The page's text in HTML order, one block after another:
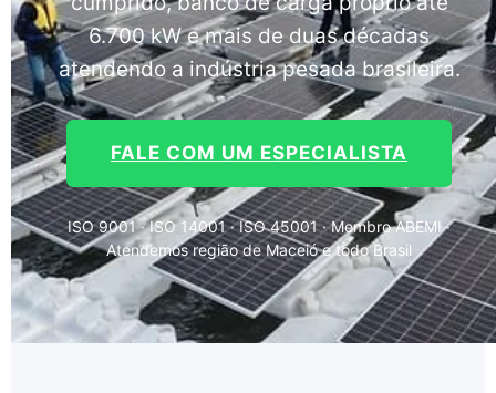
6.700 kW e mais de duas décadas
atendendo a indústria pesada brasileira.
FALE COM UM ESPECIALISTA
ISO 9001 · ISO 14001 · ISO 45001 · Membro ABEMI ·
Atendemos região de Maceió e todo Brasil